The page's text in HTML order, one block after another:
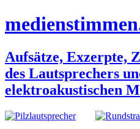
Aufsätze, Exzerpte,
des Lautsprechers
elektroakustischen